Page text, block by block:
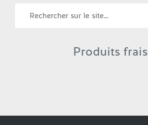
Produits frais